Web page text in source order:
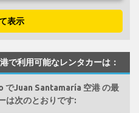
表示
で利用可能なレンタカーは：
でJuan Santamaría 空港 の最
は次のとおりです: